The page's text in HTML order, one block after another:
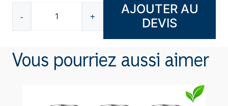
-
quantité
de
de
+
AJOUTER AU
DEVIS
Vous pourriez aussi aimer